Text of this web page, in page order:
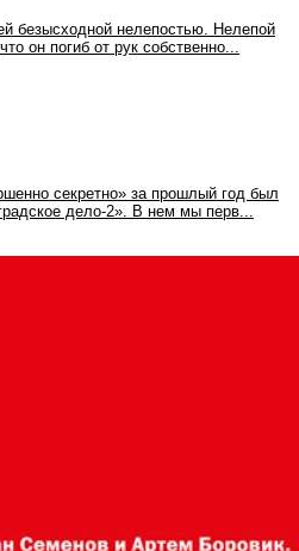
безысходной нелепостью. Нелепой
он погиб от рук собственно...
секретно» за прошлый год был
дело-2». В нем мы перв...